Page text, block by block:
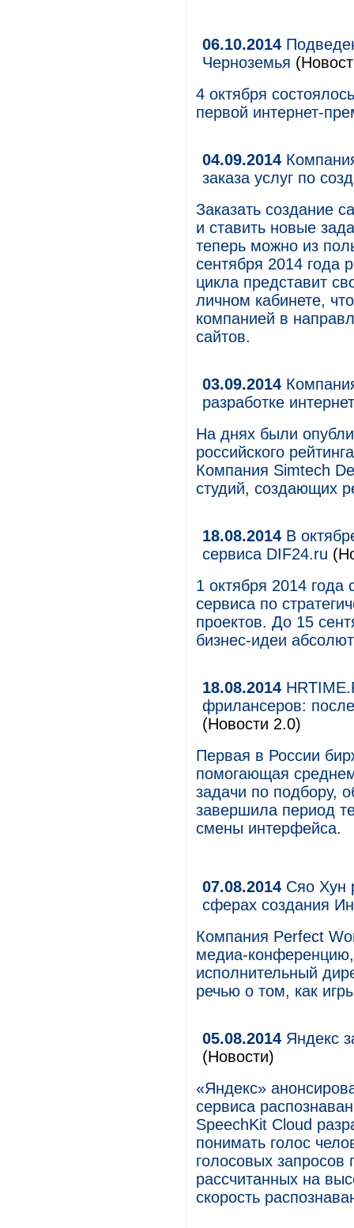
06.10.2014
Черноземья
4 октября
первой интернет-
04.09.2014
заказа услуг по
Заказать создание
и ставить новые
теперь можно из
сентября 2014 года
цикла представит
личном кабинете,
компанией в
сайтов.
03.09.2014
разработке
На днях были
российского
Компания Simtech
студий, создающих
18.08.2014 В
сервиса DIF24.ru
1 октября 2014
сервиса по
проектов. До 15
бизнес-идеи
18.08.2014
фрилансеров:
(Новости 2.0)
Первая в России
помогающая
задачи по подбору,
завершила период
смены интерфейса.
07.08.2014 Сяо Хун
сферах создания
Компания Perfect
медиа-
исполнительный
речью о том, как
05.08.2014 Яндекс
(Новости)
«Яндекс»
сервиса
SpeechKit Cloud
понимать голос
голосовых запросов
рассчитанных на
скорость